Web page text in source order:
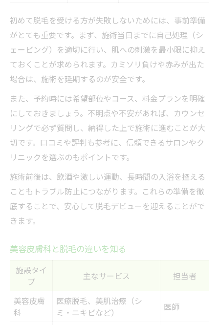
初めて脱毛を受ける方が失敗しないためには、事前準備
がとても重要です。まず、施術当日までに自己処理（シ
ェービング）を適切に行い、肌への刺激を最小限に抑え
ておくことが求められます。カミソリ負けや赤みが出た
場合は、施術を延期するのが安全です。
また、予約時には希望部位やコース、料金プランを明確
にしておきましょう。不明点や不安があれば、カウンセ
リングで必ず質問し、納得した上で施術に進むことが大
切です。口コミや評判も参考に、信頼できるサロンやク
リニックを選ぶのもポイントです。
施術前後は、飲酒や激しい運動、長時間の入浴を控える
こともトラブル防止につながります。これらの準備を徹
底することで、安心して脱毛デビューを迎えることがで
きます。
美容皮膚科と脱毛の違いを知る
施設タイ
プ
主なサービス 担当者
美容皮膚
科
医療脱毛、美肌治療（シ
ミ・ニキビなど）
医師